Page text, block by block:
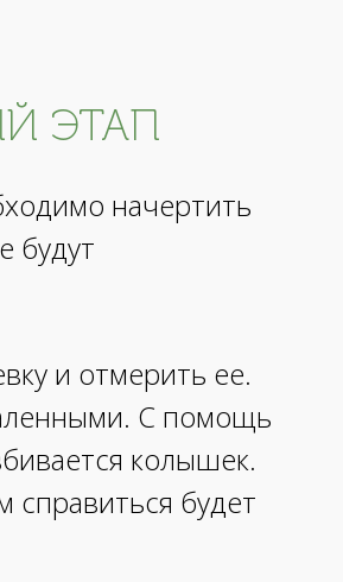
ЭТАП
начертить
будут
и отмерить ее.
С помощь
колышек.
будет